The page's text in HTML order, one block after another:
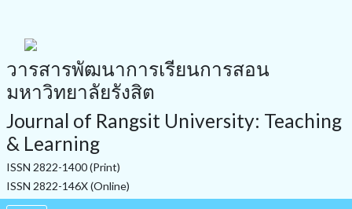
วารสารพัฒนาการเรียนการสอน
มหาวิทยาลัยรังสิต
Journal of Rangsit University: Teaching
& Learning
ISSN 2822-1400 (Print)
ISSN 2822-146X (Online)